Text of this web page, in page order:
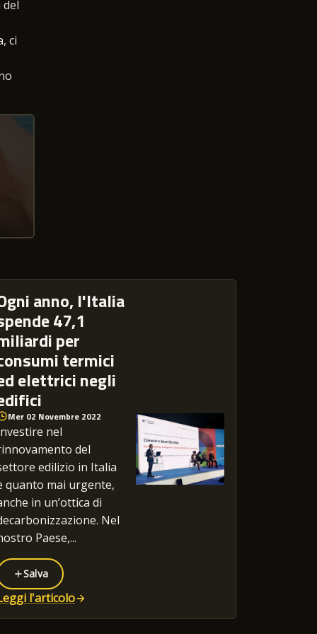
ci
anno, l'Italia
47,1
per
termici
elettrici negli
Mer 02 Novembre 2022
nel
del
edilizio in Italia
quanto mai urgente,
in un’ottica di
Nel
Paese,...
Salva
l'articolo